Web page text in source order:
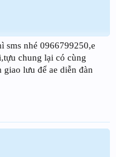
sms nhé 0966799250,e
chung lại có cùng
giao lưu để ae diễn đàn